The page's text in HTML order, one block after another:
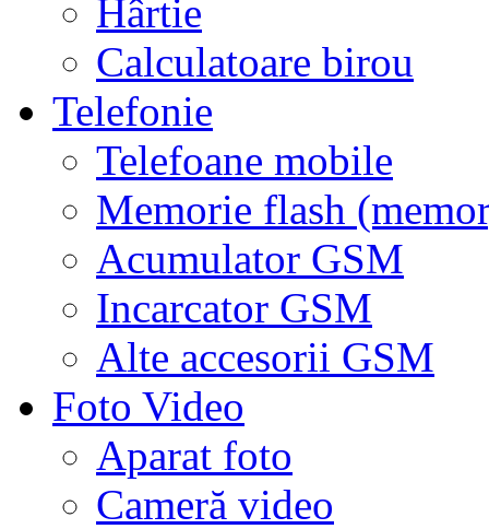
Hârtie
Calculatoare birou
Telefonie
Telefoane mobile
Memorie flash
Acumulator GSM
Incarcator GSM
Alte accesorii GSM
Foto Video
Aparat foto
Cameră video